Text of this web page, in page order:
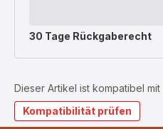
30 Tage Rückgaberecht
Dieser Artikel ist kompatibel mit
Kompatibilität prüfen